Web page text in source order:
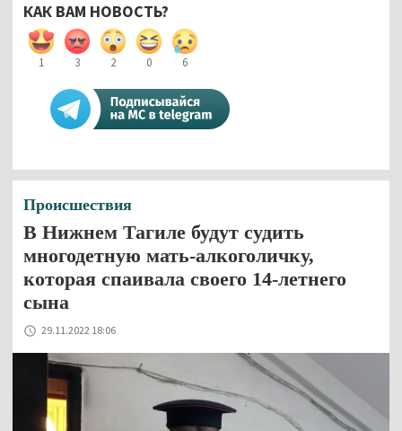
КАК ВАМ НОВОСТЬ?
1 3 2 0 6
Происшествия
В Нижнем Тагиле будут судить
многодетную мать-алкоголичку,
которая спаивала своего 14-летнего
сына
29.11.2022 18:06